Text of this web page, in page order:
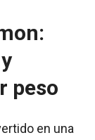
peso
en una